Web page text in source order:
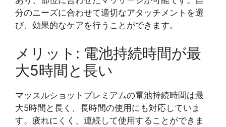
分のニーズに合わせて適切なアタッチメントを選
び、効果的なケアを行うことができます。
メリット: 電池持続時間が最
大5時間と長い
マッスルショットプレミアムの電池持続時間は最
大5時間と長く、長時間の使用にも対応していま
す。疲れにくく、連続して使用することができま